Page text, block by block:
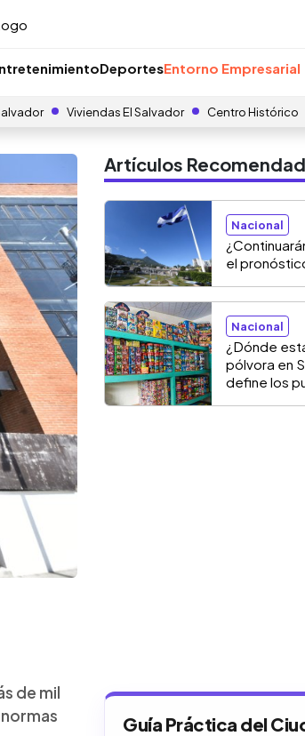
DeportesEntorno Empresarial
Viviendas El Salvador Centro Histórico
de mil
Artículos
Nacional
el
Nacional
¿Dónde
pólvora en
define los
Guía Práctica del